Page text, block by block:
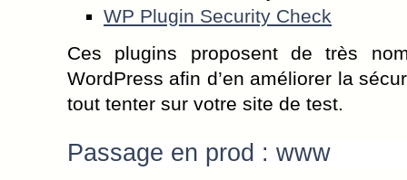
WP Plugin Security Check
Ces plugins proposent de très
WordPress afin d’en améliorer la
tout tenter sur votre site de test.
Passage en prod : www